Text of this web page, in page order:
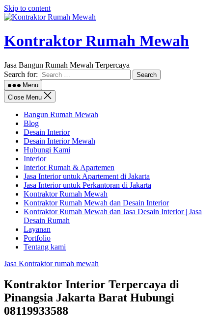
Skip to content
Kontraktor Rumah Mewah
Jasa Bangun Rumah Mewah Terpercaya
Search for:
Menu
Close Menu
Bangun Rumah Mewah
Blog
Desain Interior
Desain Interior Mewah
Hubungi Kami
Interior
Interior Rumah & Apartemen
Jasa Interior untuk Apartement di Jakarta
Jasa Interior untuk Perkantoran di Jakarta
Kontraktor Rumah Mewah
Kontraktor Rumah Mewah dan Desain Interior
Kontraktor Rumah Mewah dan Jasa Desain Interior | Jasa
Desain Rumah
Layanan
Portfolio
Tentang kami
Jasa Kontraktor rumah mewah
Kontraktor Interior Terpercaya di
Pinangsia Jakarta Barat Hubungi
08119933588